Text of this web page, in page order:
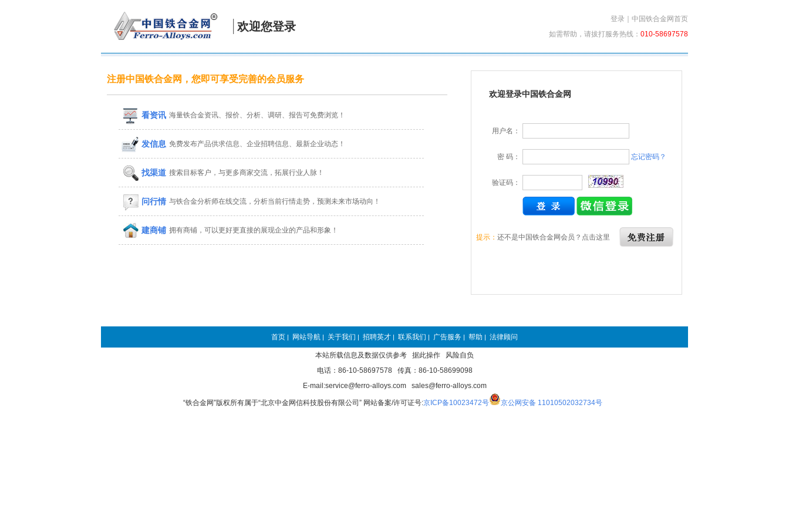
欢迎您登录
登录
中国铁合金网首页
如需帮助，请拔打服务热线： 010-58697578
注册中国铁合金网，您即可享受完善的会员服务
看资讯 海量铁合金资讯、报价、分析、调研、报告可免费浏览！
发信息 免费发布产品供求信息、企业招聘信息、最新企业动态！
找渠道 搜索目标客户，与更多商家交流，拓展行业人脉！
问行情 与铁合金分析师在线交流，分析当前行情走势，预测未来市场动向！
建商铺 拥有商铺，可以更好更直接的展现企业的产品和形象！
欢迎登录中国铁合金网
用户名：
密 码： 忘记密码？
验证码：
提示： 还不是中国铁合金网会员？点击这里
首页 | 网站导航 | 关于我们 | 招聘英才 | 联系我们 | 广告服务 | 帮助 | 法律顾问
本站所载信息及数据仅供参考 据此操作 风险自负
电话：86-10-58697578 传真：86-10-58699098
E-mail:service@ferro-alloys.com sales@ferro-alloys.com
“铁合金网”版权所有属于“北京中金网信科技股份有限公司” 网站备案/许可证号:京ICP备10023472号 京公网安备 11010502032734号